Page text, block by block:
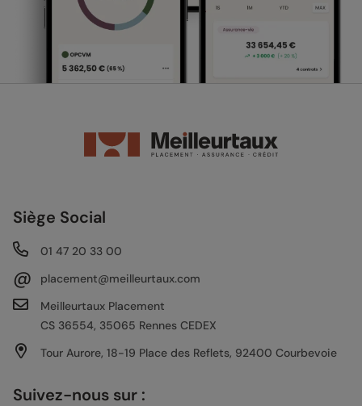
Siège Social
01 47 20 33 00
@
placement@meilleurtaux.com
Meilleurtaux Placement
CS 36554, 35065 Rennes CEDEX
Tour Aurore, 18-19 Place des Reflets, 92400 Courbevoie
Suivez-nous sur :